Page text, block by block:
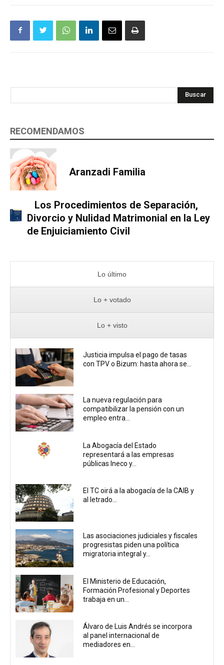
Buscar
RECOMENDAMOS
Aranzadi Familia
Los Procedimientos de Separación,
Divorcio y Nulidad Matrimonial en la Ley
de Enjuiciamiento Civil
Lo último
Lo + votado
Lo + visto
Justicia impulsa el pago de tasas
con TPV o Bizum: hasta ahora se...
La nueva regulación para
compatibilizar la pensión con un
empleo entra...
La Abogacía del Estado
representará a las empresas
públicas Ineco y...
El TC oirá a la abogacía de la CAIB y
al letrado...
Las asociaciones judiciales y fiscales
progresistas piden una política
migratoria integral y...
El Ministerio de Educación,
Formación Profesional y Deportes
trabaja en un...
Álvaro de Luis Andrés se incorpora
al panel internacional de
mediadores en...